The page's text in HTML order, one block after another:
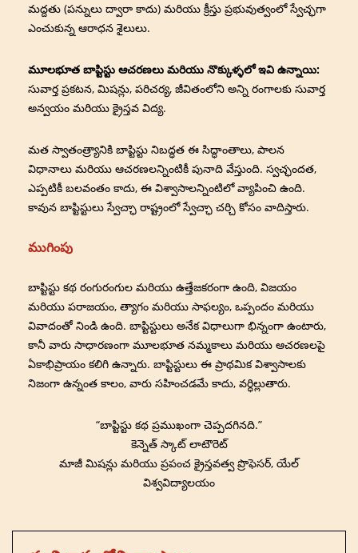
మద్దతు (పన్నులు ద్వారా కాదు) మరియు క్రీస్తు ప్రభువుత్వంలో స్వేచ్ఛగా
ఎంచుకున్న ఆరాధన శైలులు.
మూలభూత బాప్టిస్టు ఆచరణలు మరియు నొక్కుళ్ళలో ఇవి ఉన్నాయి:
సువార్త ప్రకటన, మిషన్లు, పరిచర్య, జీవితంలోని అన్ని రంగాలకు సువార్త
అన్వయం మరియు క్రైస్తవ విద్య.
మత స్వాతంత్ర్యానికి బాప్టిస్టు నిబద్ధత ఈ సిద్ధాంతాలు, పాలన
విధానాలు మరియు ఆచరణలన్నింటికీ పునాది వేస్తుంది. స్వచ్ఛందత,
ఎప్పటికీ బలవంతం కాదు, ఈ విశ్వాసాలన్నింటిలో వ్యాపించి ఉంది.
కావున బాప్టిస్టులు స్వేచ్ఛా రాష్ట్రంలో స్వేచ్ఛా చర్చి కోసం వాదిస్తారు.
ముగింపు
బాప్టిస్టు కథ రంగురంగుల మరియు ఉత్తేజకరంగా ఉంది, విజయం
మరియు పరాజయం, త్యాగం మరియు సాఫల్యం, ఒప్పందం మరియు
వివాదంతో నిండి ఉంది. బాప్టిస్టులు అనేక విధాలుగా భిన్నంగా ఉంటారు,
కానీ వారు సాధారణంగా మూలభూత నమ్మకాలు మరియు ఆచరణలపై
ఏకాభిప్రాయం కలిగి ఉన్నారు. బాప్టిస్టులు ఈ ప్రాథమిక విశ్వాసాలకు
నిజంగా ఉన్నంత కాలం, వారు సహించడమే కాదు, వర్ధిల్లుతారు.
“బాప్టిస్టు కథ ప్రముఖంగా చెప్పదగినది.”
కెన్నెత్ స్కాట్ లాటౌరెట్
మాజీ మిషన్లు మరియు ప్రపంచ క్రైస్తవత్వ ప్రొఫెసర్, యేల్
విశ్వవిద్యాలయం